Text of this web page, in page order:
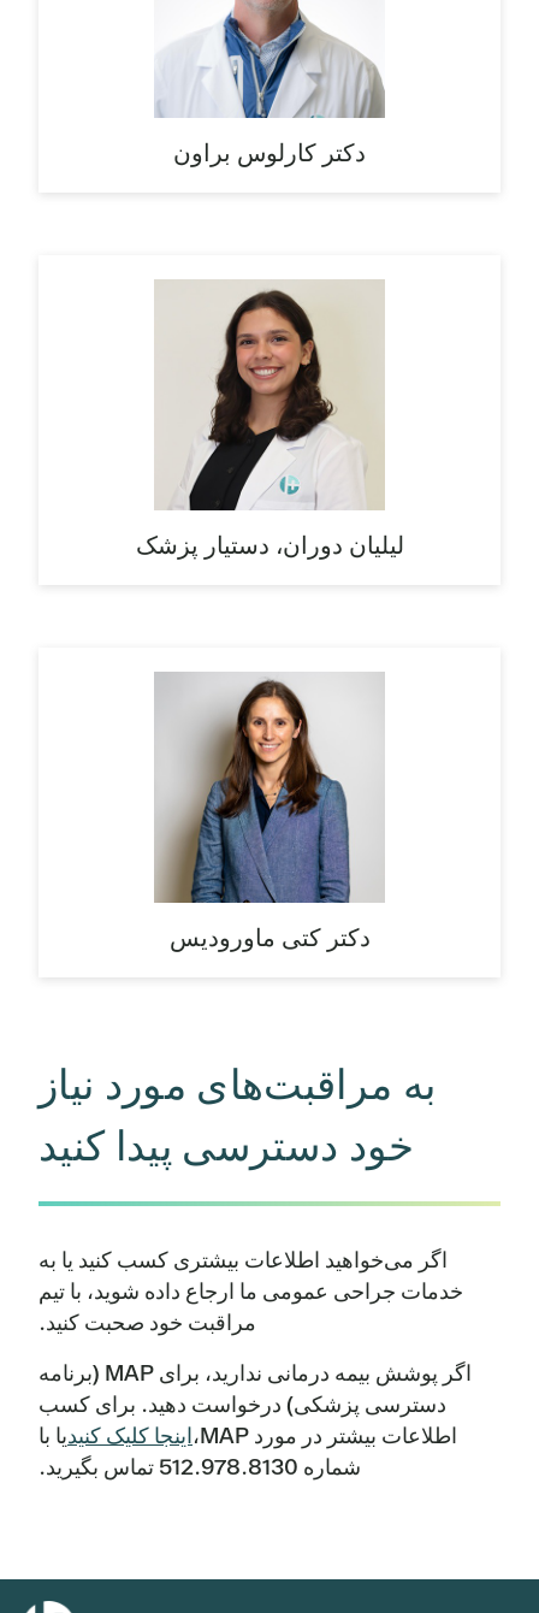
دکتر کارلوس براون
لیلیان دوران، دستیار پزشک
دکتر کتی ماورودیس
به مراقبت‌های مورد نیاز
خود دسترسی پیدا کنید
اگر می‌خواهید اطلاعات بیشتری کسب کنید یا به
خدمات جراحی عمومی ما ارجاع داده شوید، با تیم
مراقبت خود صحبت کنید.
اگر پوشش بیمه درمانی ندارید، برای MAP (برنامه
دسترسی پزشکی) درخواست دهید. برای کسب
اطلاعات بیشتر در مورد MAP،
اینجا کلیک کنیدیا با
شماره ‎512.978.8130 تماس بگیرید.